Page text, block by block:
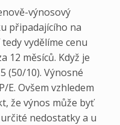
výnosový
připadajícího na
vydělíme cenu
12 měsíců. Když je
(50/10). Výnosné
E. Ovšem vzhledem
že výnos může byť
nedostatky a u